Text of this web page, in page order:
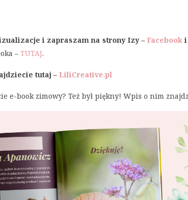
i zapraszam na strony Izy – Facebooki
– TUTAJ.
tutaj – LiliCreative.pl
e-book zimowy? Też był piękny! Wpis o nim